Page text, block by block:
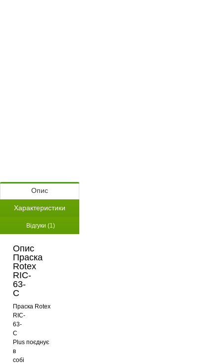
Опис
Характеристики
Відгуки (1)
Опис
Праска
Rotex
RIC-
63-
C
Праска Rotex
RIC-
63-
C
Plus поєднує
в
собі